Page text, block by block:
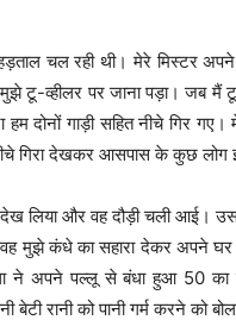
चल रही थी। मेरे मिस्टर
व्हीलर पर जाना पड़ा। जब मैं
हम दोनों गाड़ी सहित नीचे गिर
गिरा देखकर आसपास के कुछ लोग
देख लिया और वह दौड़ी चली
मुझे कंधे का सहारा देकर अपने
ने अपने पल्लू से बंधा हुआ 50
रानी को पानी गर्म करने को